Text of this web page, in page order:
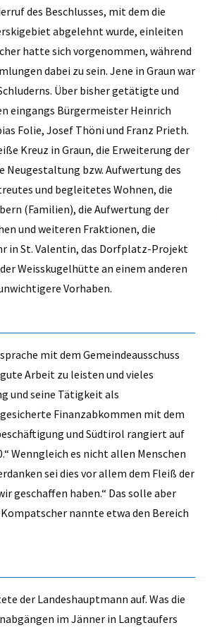
des Beschlusses, mit dem die
abgelehnt wurde, einleiten
hatte sich vorgenommen, während
dabei zu sein. Jene in Graun war
Über bisher getätigte und
eingangs Bürgermeister Heinrich
Folie, Josef Thöni und Franz Prieth.
Kreuz in Graun, die Erweiterung der
Neugestaltung bzw. Aufwertung des
und begleitetes Wohnen, die
(Familien), die Aufwertung der
und weiteren Fraktionen, die
in St. Valentin, das Dorfplatz-Projekt
Weisskugelhütte an einem anderen
Vorhaben.
mit dem Gemeindeausschuss
Arbeit zu leisten und vieles
und seine Tätigkeit als
Finanzabkommen mit dem
und Südtirol rangiert auf
Wenngleich es nicht allen Menschen
sei dies vor allem dem Fleiß der
geschaffen haben.“ Das solle aber
nannte etwa den Bereich
der Landeshauptmann auf. Was die
im Jänner in Langtaufers